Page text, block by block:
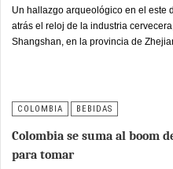
Un hallazgo arqueológico en el este
atrás el reloj de la industria
Shangshan, en la provincia de
cultivos y desarrollo de bebidas
COLOMBIA BEBIDAS
Colombia se suma al boom
para tomar